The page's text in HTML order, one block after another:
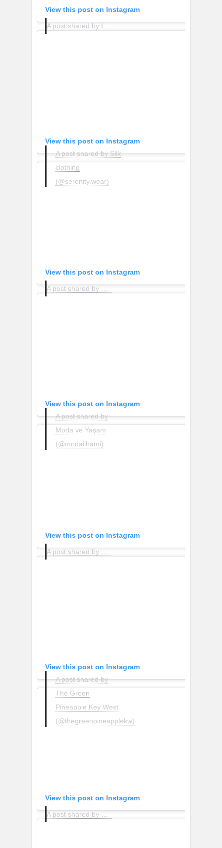
View this post on Instagram
View this post on Instagram
A post shared by Silk
clothing
(@serenity.wear)
View this post on Instagram
A post shared by Michelle (@michellestylew)
View this post on Instagram
A post shared by
Moda ve Yaşam
(@modailhami)
View this post on Instagram
View this post on Instagram
A post shared by
The Green
Pineapple Key West
(@thegreenpineapplekw)
View this post on Instagram
A post shared by Nonna give me Pepper (@nonnagivemepepper)